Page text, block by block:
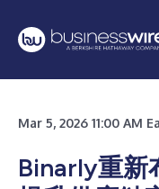
Mar 5, 2026 11:00 AM
Binarly重新